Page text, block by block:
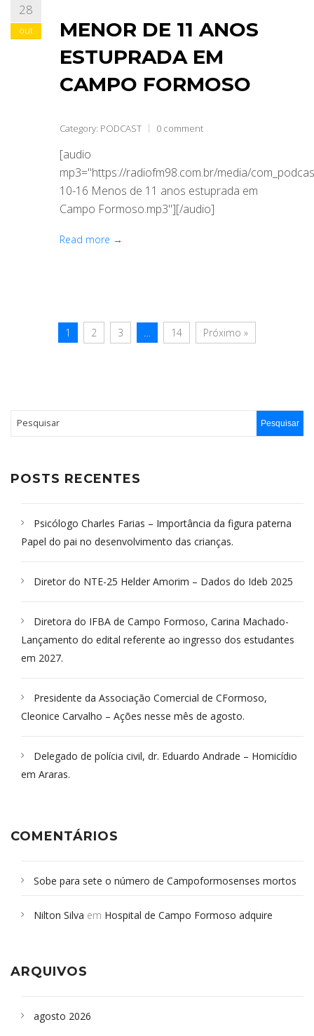
28
out
MENOR DE 11 ANOS
ESTUPRADA EM
CAMPO FORMOSO
Category: PODCAST 0 comment
[audio
mp3="https://radiofm98.com.br/media/
10-16 Menos de 11 anos estuprada em
Campo Formoso.mp3"][/audio]
Read more →
1 2 3 … 14 Próximo »
POSTS RECENTES
Psicólogo Charles Farias – Importância da figura paterna
Papel do pai no desenvolvimento das crianças.
Diretor do NTE-25 Helder Amorim – Dados do Ideb 2025
Diretora do IFBA de Campo Formoso, Carina Machado-
Lançamento do edital referente ao ingresso dos estudantes
em 2027.
Presidente da Associação Comercial de CFormoso,
Cleonice Carvalho – Ações nesse mês de agosto.
Delegado de polícia civil, dr. Eduardo Andrade – Homicídio
em Araras.
COMENTÁRIOS
Sobe para sete o número de Campoformosenses mortos
Campoformosenses que morreram em desabamentos são
Nilton Silva em Hospital de Campo Formoso adquire
ARQUIVOS
agosto 2026